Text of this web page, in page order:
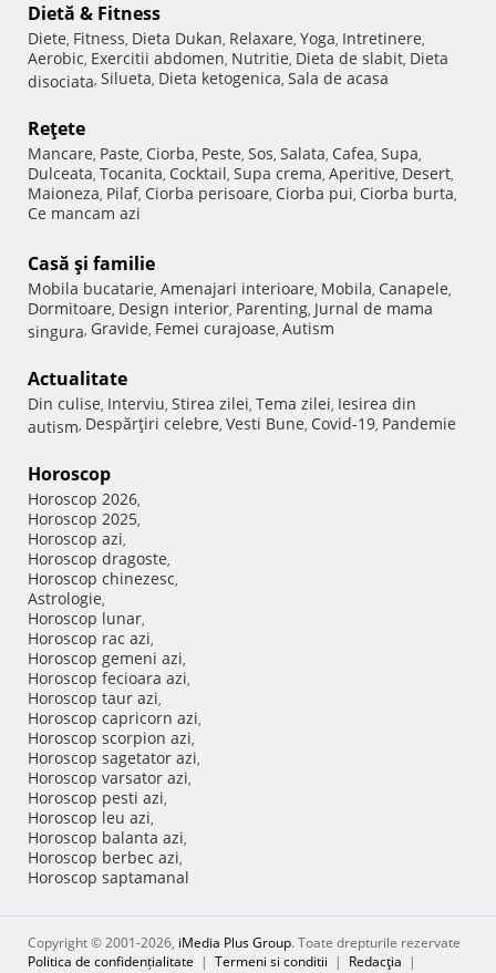
Dietă & Fitness
Diete, Fitness, Dieta Dukan, Relaxare, Yoga, Intretinere,
Aerobic, Exercitii abdomen, Nutritie, Dieta de slabit, Dieta
disociata, Silueta, Dieta ketogenica, Sala de acasa
Reţete
Mancare, Paste, Ciorba, Peste, Sos, Salata, Cafea, Supa,
Dulceata, Tocanita, Cocktail, Supa crema, Aperitive, Desert,
Maioneza, Pilaf, Ciorba perisoare, Ciorba pui, Ciorba burta,
Ce mancam azi
Casă şi familie
Mobila bucatarie, Amenajari interioare, Mobila, Canapele,
Dormitoare, Design interior, Parenting, Jurnal de mama
singura, Gravide, Femei curajoase, Autism
Actualitate
Din culise, Interviu, Stirea zilei, Tema zilei, Iesirea din
autism, Despărţiri celebre, Vesti Bune, Covid-19, Pandemie
Horoscop
Horoscop 2026,
Horoscop 2025,
Horoscop azi,
Horoscop dragoste,
Horoscop chinezesc,
Astrologie,
Horoscop lunar,
Horoscop rac azi,
Horoscop gemeni azi,
Horoscop fecioara azi,
Horoscop taur azi,
Horoscop capricorn azi,
Horoscop scorpion azi,
Horoscop sagetator azi,
Horoscop varsator azi,
Horoscop pesti azi,
Horoscop leu azi,
Horoscop balanta azi,
Horoscop berbec azi,
Horoscop saptamanal
Copyright © 2001-2026, iMedia Plus Group. Toate drepturile rezervate
Politica de confidențialitate | Termeni si conditii | Redacţia |